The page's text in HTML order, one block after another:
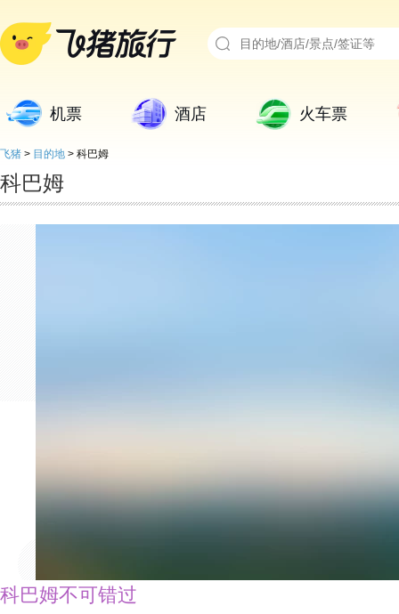
机票 酒店 火车票
飞猪 > 目的地 > 科巴姆
科巴姆
科巴姆不可错过